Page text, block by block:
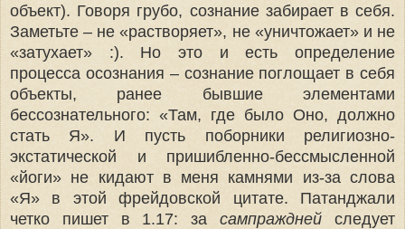
объект). Говоря грубо, сознание забирает в себя.
Заметьте – не «растворяет», не «уничтожает» и не
«затухает» :). Но это и есть определение
процесса осознания – сознание поглощает в себя
объекты, ранее бывшие элементами
бессознательного: «Там, где было Оно, должно
стать Я». И пусть поборники религиозно-
экстатической и пришибленно-бессмысленной
«йоги» не кидают в меня камнями из-за слова
«Я» в этой фрейдовской цитате. Патанджали
четко пишет в 1.17: засампраждней следует